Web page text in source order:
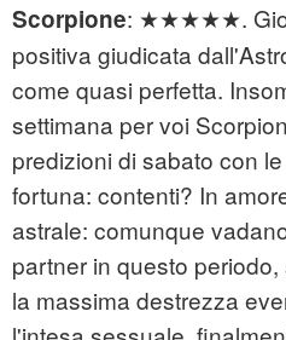
Scorpione: ★★★★★.
positiva giudicata
come quasi perfetta.
settimana per voi
predizioni di sabato con
fortuna: contenti? In
astrale: comunque
partner in questo
la massima destrezza